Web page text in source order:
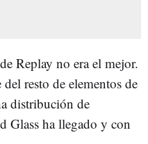
Replay no era el mejor.
resto de elementos de
distribución de
Glass ha llegado y con